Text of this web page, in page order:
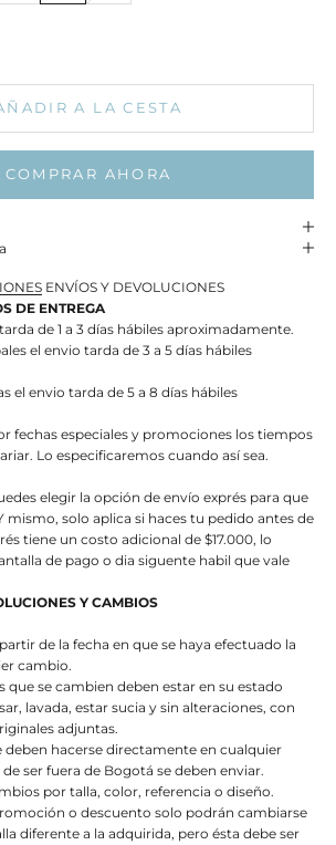
A LA CESTA
COMPRAR AHORA
ENVÍOS Y DEVOLUCIONES
DE ENTREGA
de 1 a 3 días hábiles aproximadamente.
el envio tarda de 3 a 5 días hábiles
el envio tarda de 5 a 8 días hábiles
fechas especiales y promociones los tiempos
Lo especificaremos cuando así sea.
elegir la opción de envío exprés para que
mismo, solo aplica si haces tu pedido antes de
tiene un costo adicional de $17.000, lo
de pago o dia siguente habil que vale
Y CAMBIOS
de la fecha en que se haya efectuado la
cambio.
que se cambien deben estar en su estado
lavada, estar sucia y sin alteraciones, con
adjuntas.
deben hacerse directamente en cualquier
ser fuera de Bogotá se deben enviar.
por talla, color, referencia o diseño.
o descuento solo podrán cambiarse
diferente a la adquirida, pero ésta debe ser